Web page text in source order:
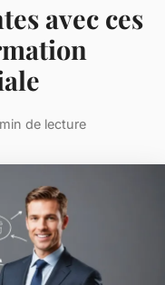
avec ces
de lecture